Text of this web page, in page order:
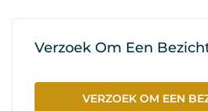
Verzoek Om Een
VERZOEK OM EEN